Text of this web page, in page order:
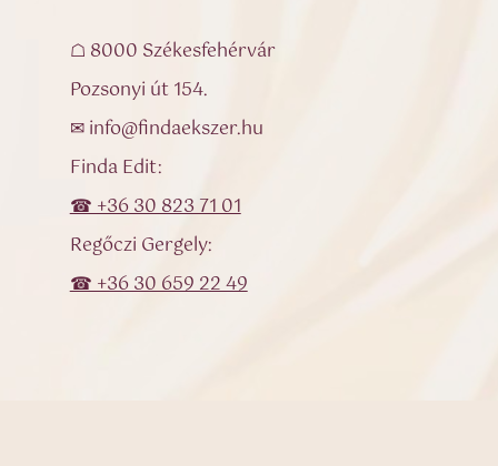
☖ 8000 Székesfehérvár
Pozsonyi út 154.
✉ info@findaekszer.hu
Finda Edit:
☎ +36 30 823 71 01
Regőczi Gergely:
☎ +36 30 659 22 49